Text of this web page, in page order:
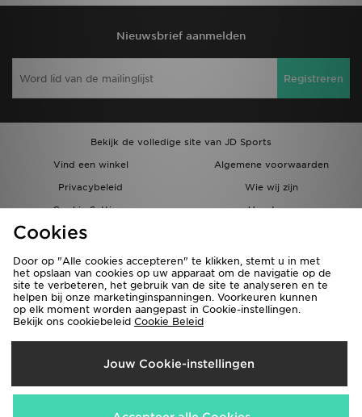
Nieuwsbrief aanmelden
Registreren
Bekijk de volledige site van JD Sports
Vind een winkel
Algemene voorwaarden
Privacybeleid
Wie wij zijn
Cookie Settings
Vacatures
Bestellingen en Levering
Verzenden Naar
België
Wij accepteren de volgende betaalmethoden
Cookies
Door op "Alle cookies accepteren" te klikken, stemt u in met
het opslaan van cookies op uw apparaat om de navigatie op de
site te verbeteren, het gebruik van de site te analyseren en te
helpen bij onze marketinginspanningen. Voorkeuren kunnen
op elk moment worden aangepast in Cookie-instellingen.
Bekijk ons cookiebeleid Cookie Beleid
Jouw Cookie-instellingen